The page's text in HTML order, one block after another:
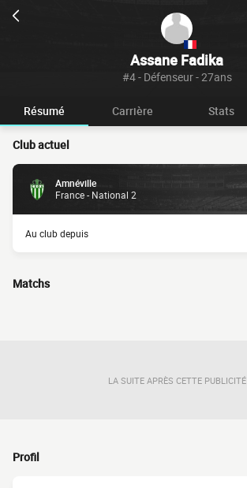
Assane Fadika
#4 - Défenseur - 27ans
Résumé Carrière Stats
Club actuel
Amnéville
France - National 2
Au club depuis
Matchs
LA SUITE APRÈS CETTE PUBLICITÉ
Profil